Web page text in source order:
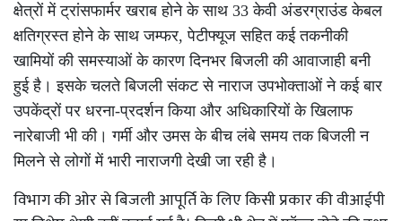
क्षेत्रों में ट्रांसफार्मर खराब होने के साथ 33 केवी अंडरग्राउंड केबल
क्षतिग्रस्त होने के साथ जम्फर, पेटीफ्यूज सहित कई तकनीकी
खामियों की समस्याओं के कारण दिनभर बिजली की आवाजाही बनी
हुई है। इसके चलते बिजली संकट से नाराज उपभोक्ताओं ने कई बार
उपकेंद्रों पर धरना-प्रदर्शन किया और अधिकारियों के खिलाफ
नारेबाजी भी की। गर्मी और उमस के बीच लंबे समय तक बिजली न
मिलने से लोगों में भारी नाराजगी देखी जा रही है।
विभाग की ओर से बिजली आपूर्ति के लिए किसी प्रकार की वीआईपी